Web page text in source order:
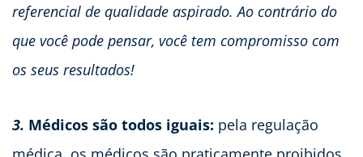
referencial de qualidade aspirado. Ao contrário do
que você pode pensar, você tem compromisso com
os seus resultados!
3. Médicos são todos iguais: pela regulação